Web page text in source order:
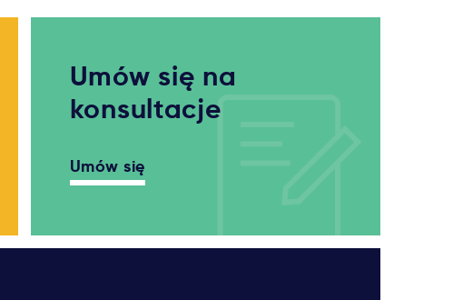
Umów się na
konsultacje
Umów się